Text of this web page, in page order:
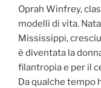
Oprah Winfrey,
modelli di vita.
Mississippi,
è diventata la
filantropia e per il
Da qualche tempo